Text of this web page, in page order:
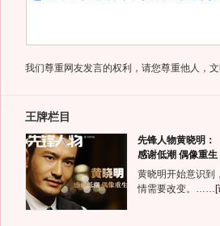
我们尊重网友发言的权利，请您尊重他人，文
王牌栏目
先锋人物黄晓明：
感谢低潮 偶像重生
黄晓明开始意识到
情需要改变。……